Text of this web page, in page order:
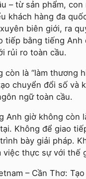
– từ sản phẩm,
khách hàng đa
biên giới, ra
tiếp bằng tiếng Anh
rủi ro toàn cầu.
còn là “làm thương
chuyển đổi số và
ngữ toàn cầu.
Anh giờ không còn
Không để giao
bày giải pháp.
việc thực sự với thế
– Cần Thơ: